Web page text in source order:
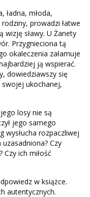
ładna, młoda,
prowadzi łatwe
wizję sławy. U Żanety
Przygnieciona tą
okaleczenia załamuje
ją wspierać.
dowiedziawszy się
ukochanej,
losy nie są
jego samego
wysłucha rozpaczliwej
Czy
ich miłość
w książce.
autentycznych.